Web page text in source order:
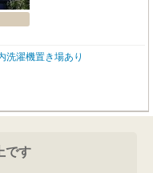
洗濯機置き場あり
です